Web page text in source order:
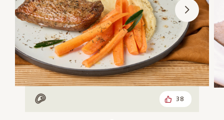
Mit Fleisch 38